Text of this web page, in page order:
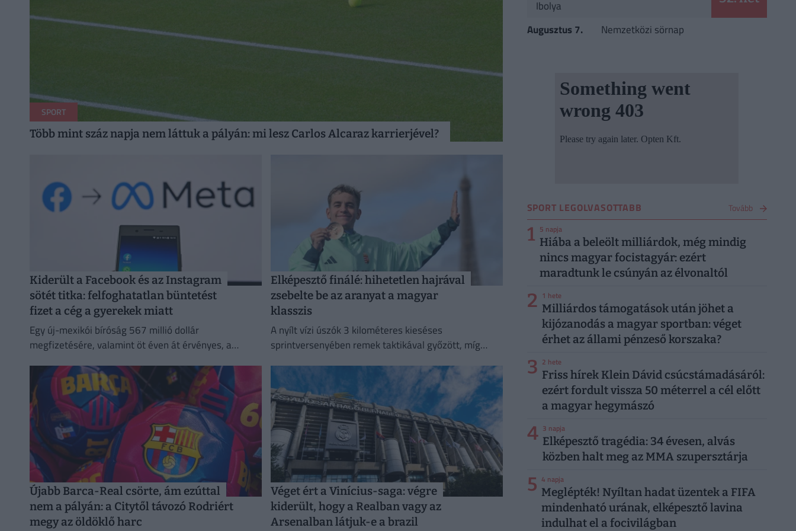
SPORT
Több mint száz napja nem láttuk a pályán: mi lesz Carlos Alcaraz karrierjével?
Kiderült a Facebook és az Instagram
sötét titka: felfoghatatlan büntetést
fizet a cég a gyerekek miatt
Egy új-mexikói bíróság 567 millió dollár
megfizetésére, valamint öt éven át érvényes, a
bevezetésére kötelezte a Metát,
Elképesztő finálé: hihetetlen hajrával
zsebelte be az aranyat a magyar
klasszis
A nyílt vízi úszók 3 kilométeres kieséses
sprintversenyében remek taktikával győzött, míg
Újabb Barca-Real csörte, ám ezúttal
nem a pályán: a Citytől távozó Rodriért
megy az öldöklő harc
Véget ért a Vinícius-saga: végre
kiderült, hogy a Realban vagy az
Arsenalban látjuk-e a brazil
Ibolya
Augusztus 7. Nemzetközi sörnap
SPORT LEGOLVASOTTABB Tovább
1 5 napja
Hiába a beleölt milliárdok, még mindig
nincs magyar focistagyár: ezért
maradtunk le csúnyán az élvonaltól
2 1 hete
Milliárdos támogatások után jöhet a
kijózanodás a magyar sportban: véget
érhet az állami pénzeső korszaka?
3 2 hete
Friss hírek Klein Dávid csúcstámadásáról:
ezért fordult vissza 50 méterrel a cél előtt
a magyar hegymászó
4 3 napja
Elképesztő tragédia: 34 évesen, alvás
közben halt meg az MMA szupersztárja
5 4 napja
Meglépték! Nyíltan hadat üzentek a FIFA
mindenható urának, elképesztő lavina
indulhat el a focivilágban